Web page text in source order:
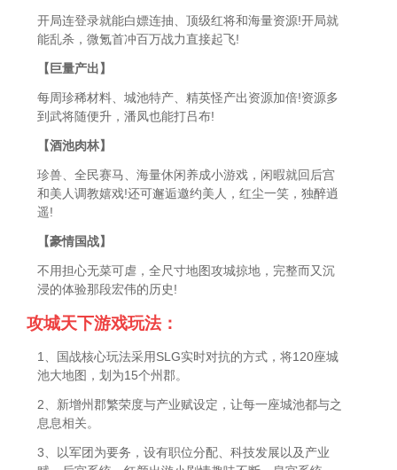
开局连登录就能白嫖连抽、顶级红将和海量资源!开局就
能乱杀，微氪首冲百万战力直接起飞!
【巨量产出】
每周珍稀材料、城池特产、精英怪产出资源加倍!资源多
到武将随便升，潘凤也能打吕布!
【酒池肉林】
珍兽、全民赛马、海量休闲养成小游戏，闲暇就回后宫
和美人调教嬉戏!还可邂逅邀约美人，红尘一笑，独醉逍
遥!
【豪情国战】
不用担心无菜可虐，全尺寸地图攻城掠地，完整而又沉
浸的体验那段宏伟的历史!
攻城天下游戏玩法：
1、国战核心玩法采用SLG实时对抗的方式，将120座城
池大地图，划为15个州郡。
2、新增州郡繁荣度与产业赋设定，让每一座城池都与之
息息相关。
3、以军团为要务，设有职位分配、科技发展以及产业